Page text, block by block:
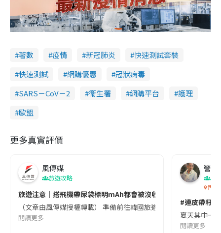
著數 疫情 新冠肺炎
快速測試套裝
快速測試
網購優惠
冠狀病毒
SARS－CoV－2
衞生署 網購平台
護理
歐盟
更多真實評價
風傳媒
旅遊攻略
旅遊注意｜搭飛機帶尿袋標明mAh都會被沒收😱出發前切記檢查
（文章由風傳媒授權轉載） 準備前往韓國旅遊的民眾，近期要
閱讀更多
營養
香港
#連皮帶籽
夏天其中一
閱讀更多